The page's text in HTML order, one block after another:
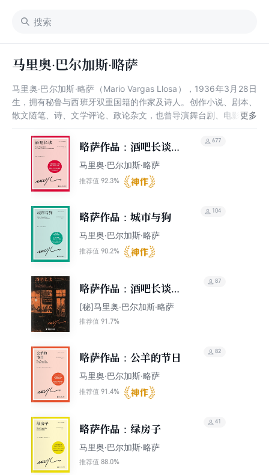
马里奥·巴尔加斯·略萨
马里奥·巴尔加斯·略萨（Mario Vargas Llosa），1936年3月28日
生，拥有秘鲁与西班牙双重国籍的作家及诗人。创作小说、剧本、
散文随笔、诗、文学评论、政论杂文，也曾导演舞台剧、电影和主
内容为他带来“结构写实主义大师”的称号，台湾多译为尤萨或罗
萨。Mario是名字，Vargas（巴尔加斯）是父亲的姓，Llosa（略
萨）是母亲的姓，分别代表Mario父亲和母亲的家族。2016年7
月，略萨向65岁的西班牙社交名媛伊莎贝·普瑞斯勒求婚。
略萨作品：酒吧长谈
（精装珍藏版）
马里奥·巴尔加斯·略萨
推荐值 92.3%
677
略萨作品：城市与狗
马里奥·巴尔加斯·略萨
推荐值 90.2%
104
略萨作品：酒吧长谈
（纪念版）
[秘]马里奥·巴尔加斯·略萨
推荐值 91.7%
87
略萨作品：公羊的节日
马里奥·巴尔加斯·略萨
推荐值 91.4%
82
略萨作品：绿房子
马里奥·巴尔加斯·略萨
推荐值 88.0%
41